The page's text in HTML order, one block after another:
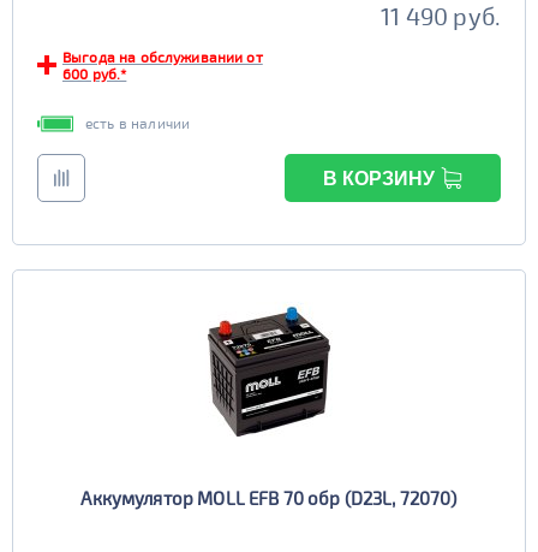
11 490 руб.
Выгода на обслуживании от
600 руб.*
есть в наличии
В КОРЗИНУ
Аккумулятор MOLL EFB 70 обр (D23L, 72070)